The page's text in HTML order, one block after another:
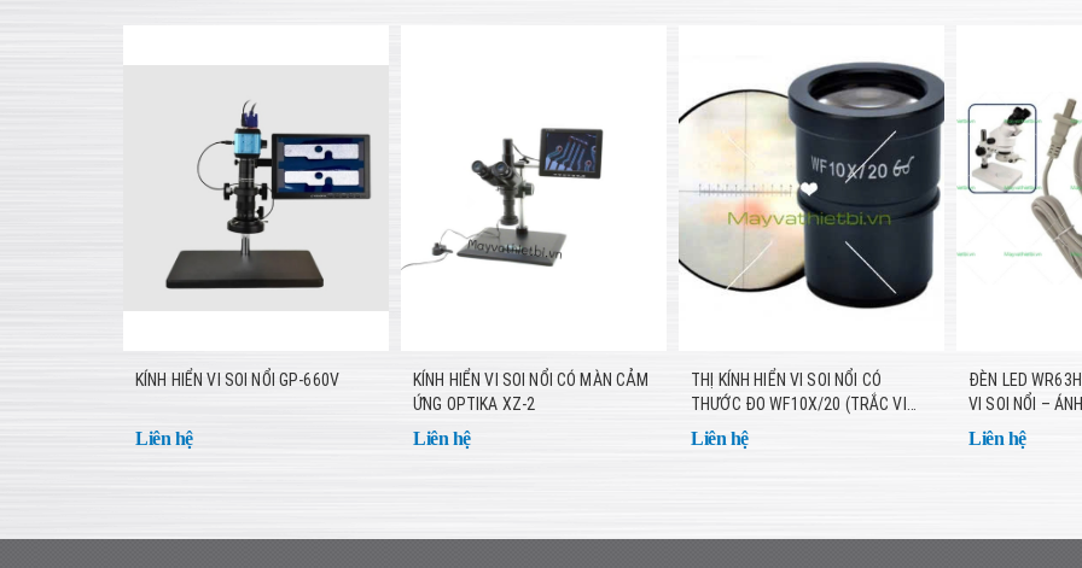
KÍNH HIỂN VI SOI NỔI GP-660V
Liên hệ
KÍNH HIỂN VI SOI NỔI CÓ MÀN CẢM
ỨNG OPTIKA XZ-2
Liên hệ
THỊ KÍNH HIỂN VI SOI NỔI CÓ
THƯỚC ĐO WF10X/20 (TRẮC VI
THỊ KÍNH)- QUAN SÁT CHI TIẾT, ĐO
LƯỜNG CHÍNH XÁC
Liên hệ
ĐÈN LED
VI SOI NỔI –
QUAN SÁT RÕ
Liên hệ